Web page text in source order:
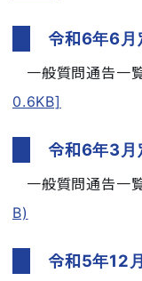
令和6年6月
一般質問通告一
0.6KB]
令和6年3月
一般質問通告一
B)
令和5年12